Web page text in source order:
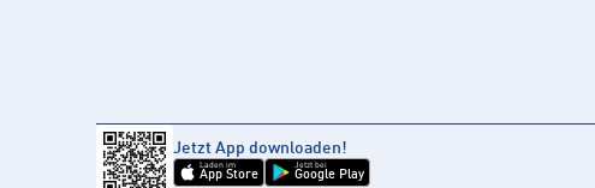
Jetzt App downloaden!
Laden im
App Store
Jetzt bei
Google Play